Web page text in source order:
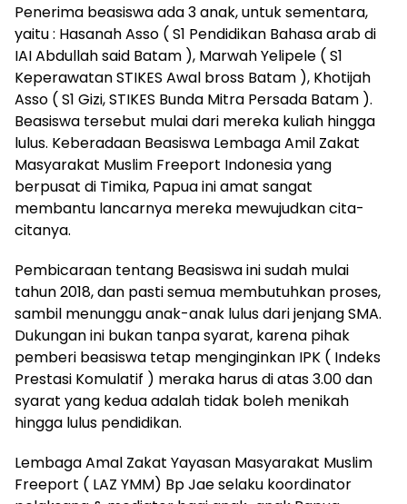
Penerima beasiswa ada 3 anak, untuk sementara,
yaitu : Hasanah Asso ( S1 Pendidikan Bahasa arab di
IAI Abdullah said Batam ), Marwah Yelipele ( S1
Keperawatan STIKES Awal bross Batam ), Khotijah
Asso ( S1 Gizi, STIKES Bunda Mitra Persada Batam ).
Beasiswa tersebut mulai dari mereka kuliah hingga
lulus. Keberadaan Beasiswa Lembaga Amil Zakat
Masyarakat Muslim Freeport Indonesia yang
berpusat di Timika, Papua ini amat sangat
membantu lancarnya mereka mewujudkan cita-
citanya.
Pembicaraan tentang Beasiswa ini sudah mulai
tahun 2018, dan pasti semua membutuhkan proses,
sambil menunggu anak-anak lulus dari jenjang SMA.
Dukungan ini bukan tanpa syarat, karena pihak
pemberi beasiswa tetap menginginkan IPK ( Indeks
Prestasi Komulatif ) meraka harus di atas 3.00 dan
syarat yang kedua adalah tidak boleh menikah
hingga lulus pendidikan.
Lembaga Amal Zakat Yayasan Masyarakat Muslim
Freeport ( LAZ YMM) Bp Jae selaku koordinator